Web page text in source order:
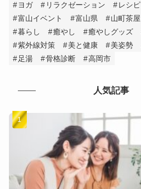
ヨガ
リラクゼーション レシピ
富山イベント
富山県 山町茶屋
暮らし
癒やし 癒やしグッズ
紫外線対策
美と健康 美姿勢
足湯
骨格診断 高岡市
人気記事